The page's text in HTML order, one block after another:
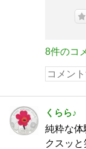
8件のコ
くらら♪
純粋な体
クスッ